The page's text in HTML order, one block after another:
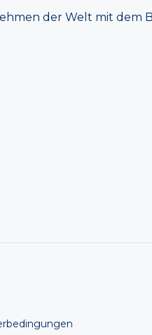
der Welt mit dem